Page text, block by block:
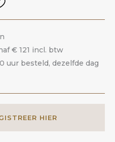
€ 121 incl. btw
uur besteld, dezelfde dag
HIER